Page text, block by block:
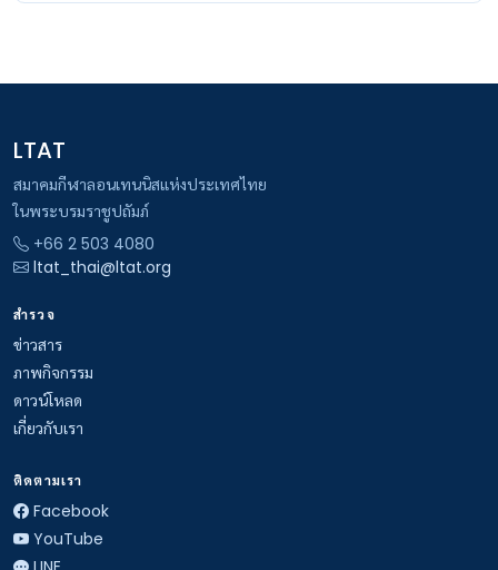
LTAT
สมาคมกีฬาลอนเทนนิสแห่งประเทศไทย
ในพระบรมราชูปถัมภ์
+66 2 503 4080
ltat_thai@ltat.org
สำรวจ
ข่าวสาร
ภาพกิจกรรม
ดาวน์โหลด
เกี่ยวกับเรา
ติดตามเรา
Facebook
YouTube